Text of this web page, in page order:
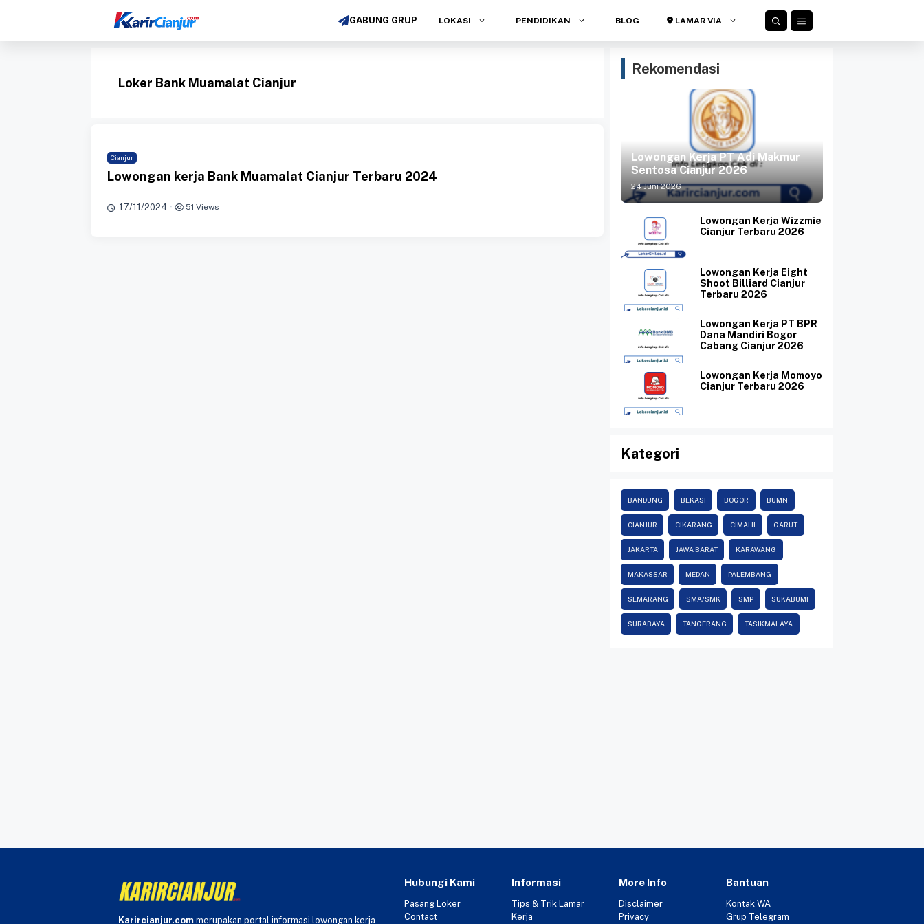
isi
GABUNG GRUP LOKASI PENDIDIKAN BLOG LAMAR VIA
Loker Bank Muamalat Cianjur
Cianjur
Lowongan kerja Bank Muamalat Cianjur Terbaru 2024
17/11/2024 · 51 Views
Rekomendasi
Lowongan Kerja PT Adi Makmur
Sentosa Cianjur 2026
24 Juni 2026
Lowongan Kerja Wizzmie
Cianjur Terbaru 2026
Lowongan Kerja Eight
Shoot Billiard Cianjur
Terbaru 2026
Lowongan Kerja PT BPR
Dana Mandiri Bogor
Cabang Cianjur 2026
Lowongan Kerja Momoyo
Cianjur Terbaru 2026
Kategori
BANDUNG BEKASI BOGOR BUMN
CIANJUR CIKARANG CIMAHI GARUT
JAKARTA JAWA BARAT KARAWANG
MAKASSAR MEDAN PALEMBANG
SEMARANG SMA/SMK SMP SUKABUMI
SURABAYA TANGERANG TASIKMALAYA
Karircianjur.com merupakan portal informasi lowongan kerja
Hubungi Kami
Pasang Loker
Contact
Informasi
Tips & Trik Lamar
Kerja
More Info
Disclaimer
Privacy
Bantuan
Kontak WA
Grup Telegram